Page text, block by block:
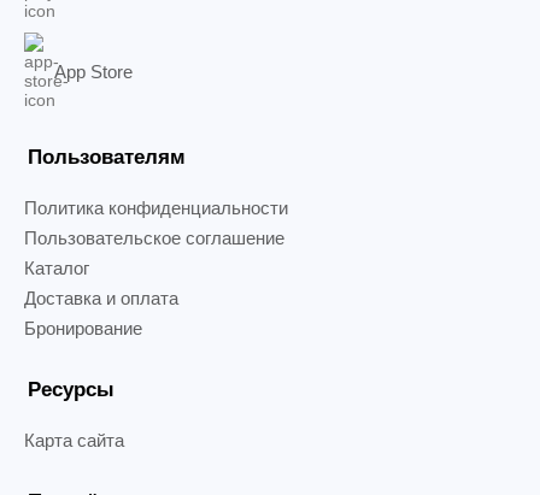
App Store
Пользователям
Политика конфиденциальности
Пользовательское соглашение
Каталог
Доставка и оплата
Бронирование
Ресурсы
Карта сайта